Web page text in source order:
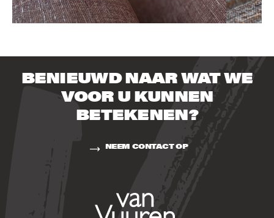
BENIEUWD NAAR WAT WE
VOOR U KUNNEN
BETEKENEN?
NEEM CONTACT OP